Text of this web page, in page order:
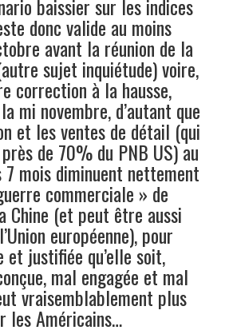
baissier sur les indices
donc valide au moins
avant la réunion de la
sujet inquiétude) voire,
correction à la hausse,
mi novembre, d’autant que
et les ventes de détail (qui
de 70% du PNB US) au
7 mois diminuent nettement
commerciale » de
Chine (et peut être aussi
européenne), pour
et justifiée qu’elle soit,
mal engagée et mal
vraisemblablement plus
les Américains…